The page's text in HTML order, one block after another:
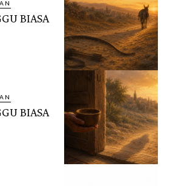
BIASA
BIASA